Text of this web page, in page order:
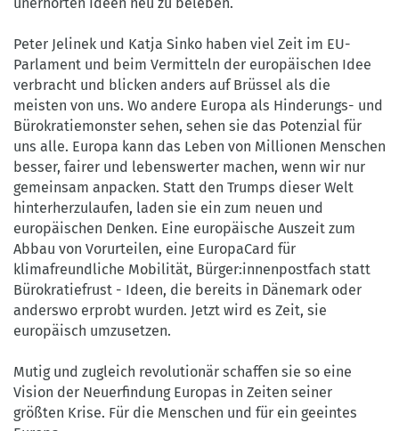
Peter Jelinek und Katja Sinko haben viel Zeit im EU-
Parlament und beim Vermitteln der europäischen Idee
verbracht und blicken anders auf Brüssel als die
meisten von uns. Wo andere Europa als Hinderungs- und
Bürokratiemonster sehen, sehen sie das Potenzial für
uns alle. Europa kann das Leben von Millionen Menschen
besser, fairer und lebenswerter machen, wenn wir nur
gemeinsam anpacken. Statt den Trumps dieser Welt
hinterherzulaufen, laden sie ein zum neuen und
europäischen Denken. Eine europäische Auszeit zum
Abbau von Vorurteilen, eine EuropaCard für
klimafreundliche Mobilität, Bürger:innenpostfach statt
Bürokratiefrust - Ideen, die bereits in Dänemark oder
anderswo erprobt wurden. Jetzt wird es Zeit, sie
europäisch umzusetzen.
Mutig und zugleich revolutionär schaffen sie so eine
Vision der Neuerfindung Europas in Zeiten seiner
größten Krise.​ Für die Menschen und für ein geeintes